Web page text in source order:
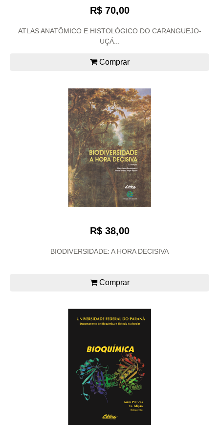
R$ 70,00
ATLAS ANATÔMICO E HISTOLÓGICO DO CARANGUEJO-
UÇÁ...
Comprar
R$ 38,00
BIODIVERSIDADE: A HORA DECISIVA
Comprar